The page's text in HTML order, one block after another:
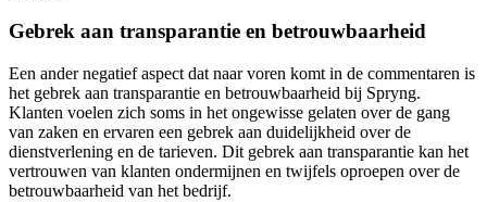
Gebrek aan transparantie en betrouwbaarheid
Een ander negatief aspect dat naar voren komt in de commentaren is
het gebrek aan transparantie en betrouwbaarheid bij Spryng.
Klanten voelen zich soms in het ongewisse gelaten over de gang
van zaken en ervaren een gebrek aan duidelijkheid over de
dienstverlening en de tarieven. Dit gebrek aan transparantie kan het
vertrouwen van klanten ondermijnen en twijfels oproepen over de
betrouwbaarheid van het bedrijf.